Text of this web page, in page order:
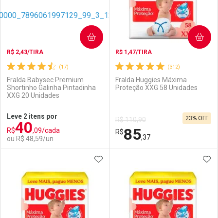
Comprar sem Desconto
Por R$ 84,99/cada
Comprar sem Desconto
Por R$ 84,99/cada
Comprar sem Desconto
Por R$ 120,45/cada
Comprar sem Desconto
Por R$ 120,45/cada
(17)
R$ 2,43/TIRA
Fralda Babysec Premium
Shortinho Galinha Pintadinha
XXG 20 Unidades
Leve 2 itens por
R$40,09/cada
ou R$ 48,59/un
COMPRAR
Laboratório
Por Menos
(312)
R$ 1,47/TIRA
Fralda Huggies Máxima
Proteção XXG 58 Unidades
R$ 110,90
R$85,37
23% OFF
COMPRAR
Laboratório
Por Menos
ADICIONAR AOS FAVORITOS